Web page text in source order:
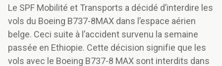
Le SPF Mobilité et Transports a décidé d’interdire les
vols du Boeing B737-8MAX dans l’espace aérien
belge. Ceci suite à l’accident survenu la semaine
passée en Ethiopie. Cette décision signifie que les
vols avec le Boeing B737-8 MAX sont interdits dans